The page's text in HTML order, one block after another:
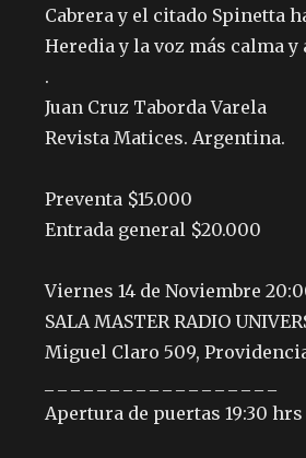
Cabrera y el citado Spinetta
Heredia y la voz más calma
.
Juan Cruz Taborda Varela
Revista Matices. Argentina.
Preventa $15.000
Entrada general $20.000
Viernes 14 de Noviembre
SALA MASTER RADIO
Miguel Claro 509,
Apertura de puertas 19:30 hrs